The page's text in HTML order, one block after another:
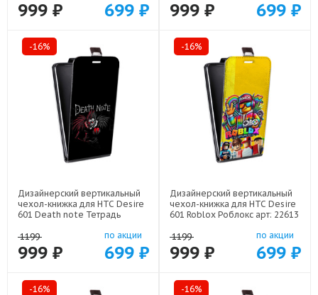
999 ₽ 699 ₽ 999 ₽ 699 ₽
-16%
Дизайнерский вертикальный
чехол-книжка для HTC Desire
601 Death note Тетрадь
1199
999 ₽
по акции
699 ₽
-16%
Дизайнерский вертикальный
чехол-книжка для HTC Desire
601 Roblox Роблокс арт: 22613
1199
999 ₽
по акции
699 ₽
-16% -16%